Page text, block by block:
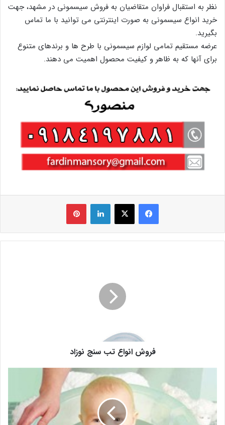
نظر به استقبال فراوان متقاضیان به فروش سیسمونی در مشهد، جهت
خرید انواع سیسمونی به صورت اینترنتی می توانید با ما تماس
بگیرید.
عرضه مستقیم تمامی لوازم سیسمونی با طرح ها و برندهای متنوع
برای آنها که به ظاهر و کیفیت محصول اهمیت می دهند.
فیس بوک X لینکدین ‫پین‌ترست
فروش انواع تب سنج نوزاد